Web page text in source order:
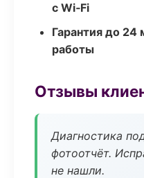
с Wi‑Fi
Гарантия до 24
работы
Отзывы
Диагностика
фотоотчёт.
не нашли.